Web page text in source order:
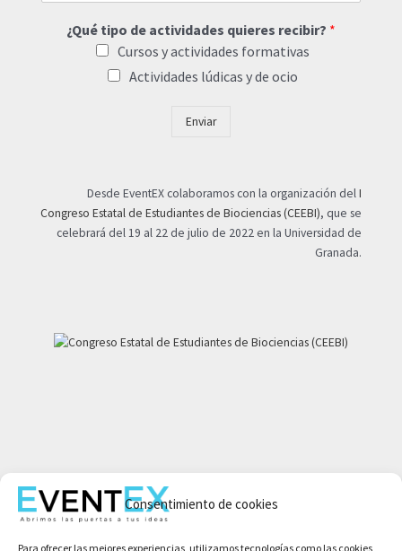
Consentimiento de cookies
Para ofrecer las mejores experiencias, utilizamos tecnologías como las cookies
¿Qué tipo de actividades quieres recibir? *
Cursos y actividades formativas
Actividades lúdicas y de ocio
Enviar
Desde EventEX colaboramos con la organización delI
Congreso Estatal de Estudiantes de Biociencias (CEEBI), que se
celebrará del 19 al 22 de julio de 2022 en la Universidad de
Granada.
Aviso legal
Política de privacidad